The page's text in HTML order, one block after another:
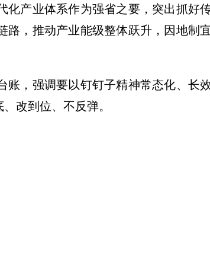
化产业体系作为强省之要，突出抓好
，推动产业能级整体跃升，因地制
，强调要以钉钉子精神常态化、长
改到位、不反弹。